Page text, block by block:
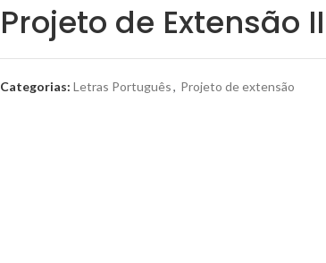
Projeto de Extensão
Categorias: Letras Português, Projeto de extensão